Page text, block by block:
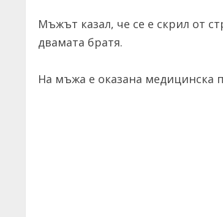
Мъжът казал, че се е скрил от
двамата братя.
На мъжа е оказана медицинска